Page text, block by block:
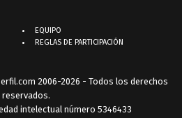
EQUIPO
REGLAS DE PARTICIPACIÓN
2006-2026 - Todos los derechos
reservados.
intelectual número 5346433